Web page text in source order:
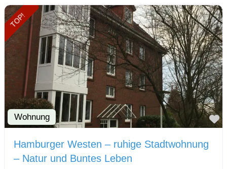
TOP!
Wohnung
Hamburger Westen – ruhige Stadtwohnung
– Natur und Buntes Leben